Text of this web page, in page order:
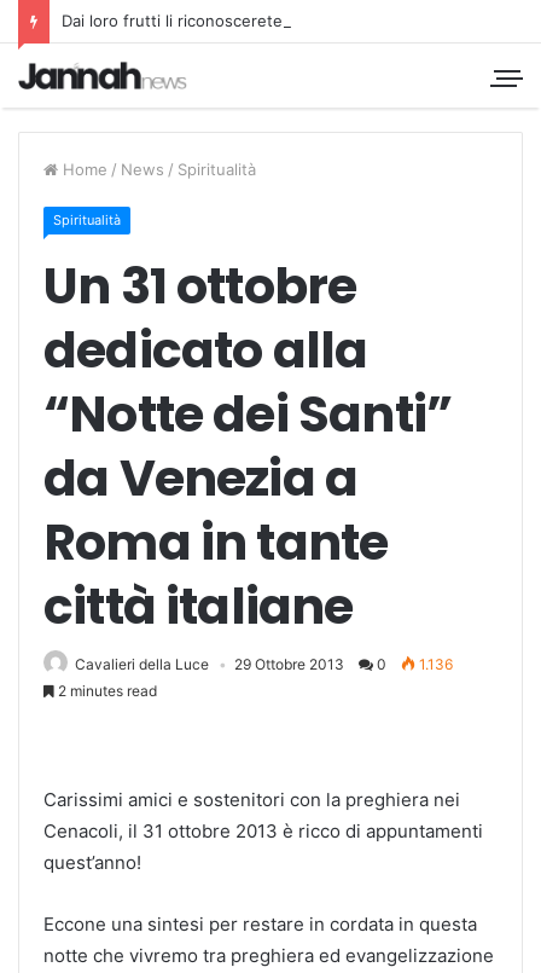
Dai loro frutti li riconoscerete
Home / News / Spiritualità
Spiritualità
Un 31 ottobre
dedicato alla
“Notte dei Santi”
da Venezia a
Roma in tante
città italiane
Cavalieri della Luce 29 Ottobre 2013 0
1.136
2 minutes read
Carissimi amici e sostenitori con la preghiera nei
Cenacoli, il 31 ottobre 2013 è ricco di appuntamenti
quest’anno!
Eccone una sintesi per restare in cordata in questa
notte che vivremo tra preghiera ed evangelizzazione